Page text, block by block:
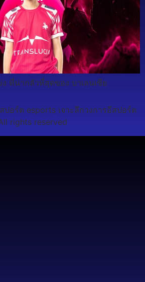
ที่น่ากลัวที่สุดของ บาเลนเซีย
ปอร์ต esports เจาะลึกวงการอีสปอร์ต
rights reserved